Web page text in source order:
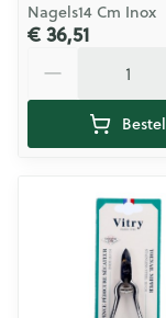
Nagels14 Cm Inox
€ 36,51
Bestel